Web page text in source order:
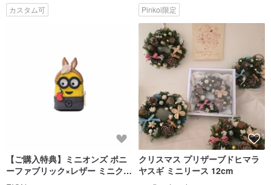
カスタム可 Pinkoi限定
【ご購入特典】ミニオンズ ポニ
ーファブリック×レザー ミニクロ
スボディバッグ 卒業祝い
クリスマス プリザーブドヒマラ
ヤスギ ミニリース 12cm